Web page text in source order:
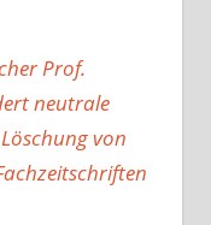
Prof.
neutrale
von